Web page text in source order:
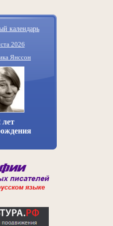
календарь
2026
Янссон
лет